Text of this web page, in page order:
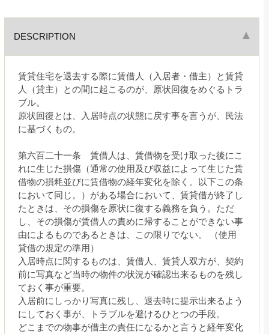
DESCRIPTION
賃貸住宅を退去する際に賃借人（入居者・借主）と賃貸
人（貸主）との間に起こるのが、原状回復をめぐるトラ
ブル。
原状回復とは、入居時点の状態に戻す事を言うが、民法
に基づくもの。
第六百二十一条 賃借人は、賃借物を受け取った後にこ
れに生じた損傷（通常の使用及び収益によって生じた賃
借物の損耗並びに賃借物の経年変化を除く。以下この条
において同じ。）がある場合において、賃貸借が終了し
たときは、その損傷を原状に復する義務を負う。ただ
し、その損傷が賃借人の責めに帰することができない事
由によるものであるときは、この限りでない。 （使用
貸借の規定の準用）
入居時点に関するものは、賃借人、賃貸人双方が、契約
前に写真など当時の物件の状況が確認出来るものを残し
ておく事が重要。
入居前にしっかり写真に残し、退去時に提示出来るよう
にしておく事が、トラブルを避けるひとつの手段。
どこまでの物事が借主の責任になるかと言うと経年変化